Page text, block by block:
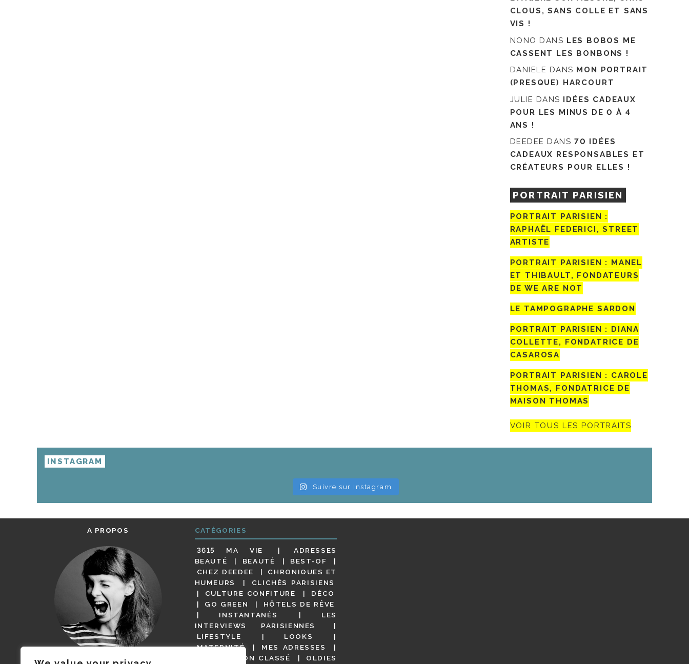
CLOUS, SANS COLLE ET SANS
VIS !
NONO DANS LES BOBOS ME
CASSENT LES BONBONS !
DANIELE DANS MON PORTRAIT
(PRESQUE) HARCOURT
JULIE DANS IDÉES CADEAUX
POUR LES MINUS DE 0 À 4
ANS !
DEEDEE DANS 70 IDÉES
CADEAUX RESPONSABLES ET
CRÉATEURS POUR ELLES !
PORTRAIT PARISIEN
PORTRAIT PARISIEN :
RAPHAËL FEDERICI, STREET
ARTISTE
PORTRAIT PARISIEN : MANEL
ET THIBAULT, FONDATEURS
DE WE ARE NOT
LE TAMPOGRAPHE SARDON
PORTRAIT PARISIEN : DIANA
COLLETTE, FONDATRICE DE
CASAROSA
PORTRAIT PARISIEN : CAROLE
THOMAS, FONDATRICE DE
MAISON THOMAS
VOIR TOUS LES PORTRAITS
INSTAGRAM
Suivre sur Instagram
A PROPOS CATÉGORIES
3615 MA VIE
ADRESSES
BEAUTÉ
BEAUTÉ
BEST-OF
CHEZ DEEDEE
CHRONIQUES ET
HUMEURS
CLICHÉS PARISIENS
CULTURE CONFITURE
DÉCO
GO GREEN
HÔTELS DE RÊVE
INSTANTANÉS
LES
INTERVIEWS PARISIENNES
LIFESTYLE
LOOKS
MATERNITÉ
MES ADRESSES
NON CLASSÉ OLDIES